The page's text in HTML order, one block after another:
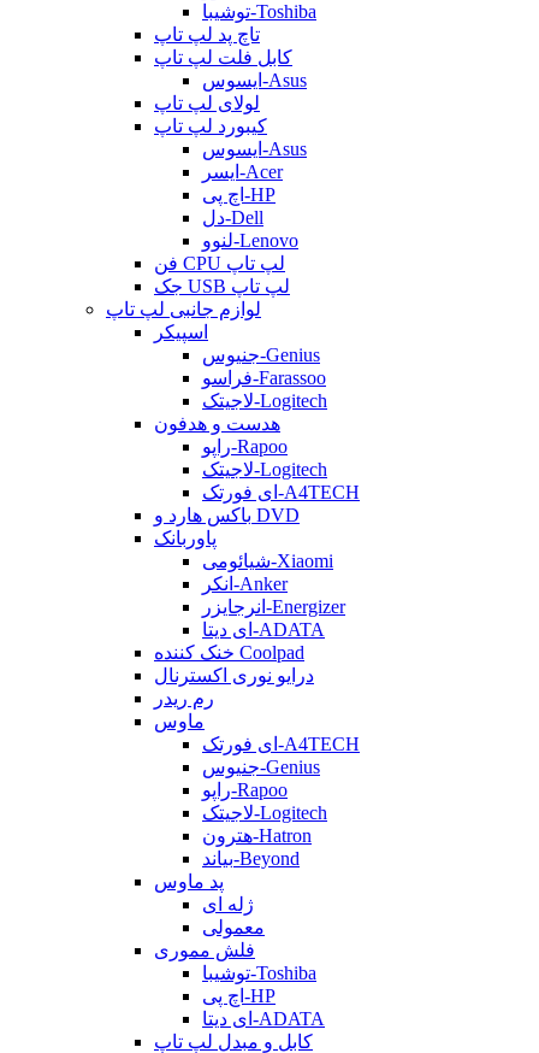
توشیبا-Toshiba
تاچ پد لپ تاپ
کابل فلت لپ تاپ
ایسوس-Asus
لولای لپ تاپ
کیبورد لپ تاپ
ایسوس-Asus
ایسر-Acer
اچ پی-HP
دل-Dell
لنوو-Lenovo
فن CPU لپ تاپ
جک USB لپ تاپ
لوازم جانبی لپ تاپ
اسپیکر
جنیوس-Genius
فراسو-Farassoo
لاجیتک-Logitech
هدست و هدفون
راپو-Rapoo
لاجیتک-Logitech
ای فورتک-A4TECH
باکس هارد و DVD
پاوربانک
شیائومی-Xiaomi
انکر-Anker
انرجایزر-Energizer
ای دیتا-ADATA
خنک کننده Coolpad
درایو نوری اکسترنال
رم ریدر
ماوس
ای فورتک-A4TECH
جنیوس-Genius
راپو-Rapoo
لاجیتک-Logitech
هترون-Hatron
بیاند-Beyond
پد ماوس
ژله ای
معمولی
فلش مموری
توشیبا-Toshiba
اچ پی-HP
ای دیتا-ADATA
کابل و مبدل لپ تاپ